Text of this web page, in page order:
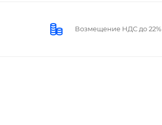
Возмещение НДС до 22%